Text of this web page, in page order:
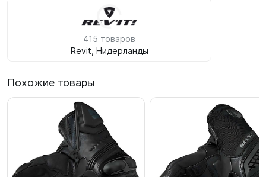
415 товаров
Revit, Нидерланды
Похожие товары